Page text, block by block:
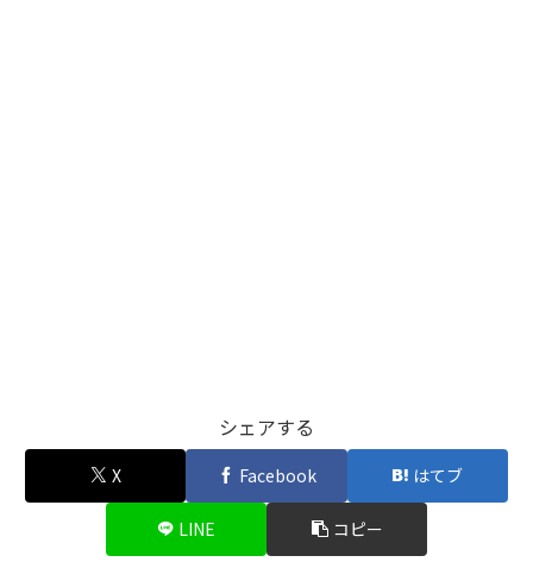
シェアする
X Facebook はてブ
LINE コピー